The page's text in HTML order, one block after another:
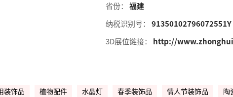
省份：
福建
纳税识别号：
91350102796072551Y
3D展位链接： http://
装饰品 植物配件 水晶灯 春季装饰品 情人节装饰品 陶